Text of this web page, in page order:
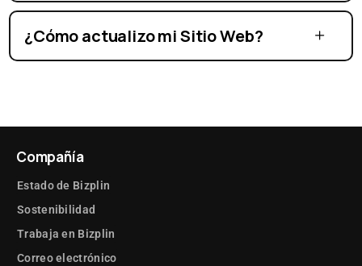
¿Cómo actualizo mi Sitio Web?
Compañía
Estado de Bizplin
Sostenibilidad
Trabaja en Bizplin
Correo electrónico